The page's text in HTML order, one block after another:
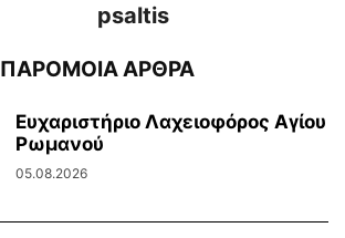
psaltis
ΠΑΡΟΜΟΙΑ ΑΡΘΡΑ
Ευχαριστήριο Λαχειοφόρος Αγίου
Ρωμανού
05.08.2026